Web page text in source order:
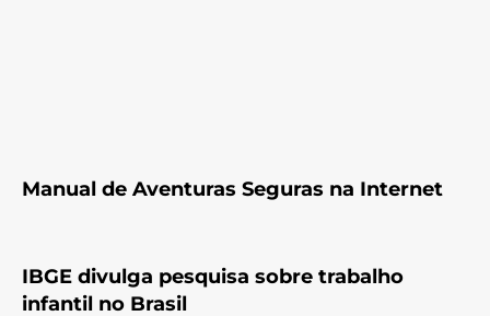
Manual de Aventuras Seguras na Internet
IBGE divulga pesquisa sobre trabalho
infantil no Brasil